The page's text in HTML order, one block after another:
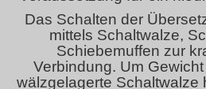
Das Schalten der
mittels Schaltwalze,
Schiebemuffen zur
Verbindung. Um
wälzgelagerte Schaltwalze